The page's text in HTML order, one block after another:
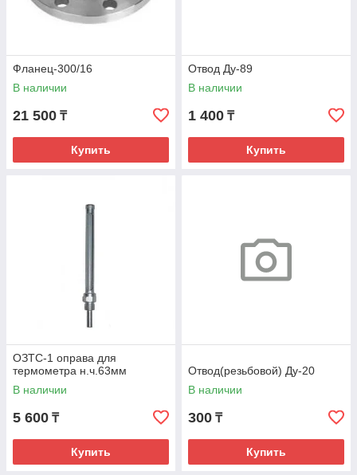
Фланец-300/16
В наличии
21 500 ₸
Купить
Отвод Ду-89
В наличии
1 400 ₸
Купить
ОЗТС-1 оправа для
термометра н.ч.63мм
В наличии
5 600 ₸
Купить
Отвод(резьбовой) Ду-20
В наличии
300 ₸
Купить